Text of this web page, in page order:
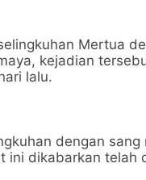
Mertua
kejadian
lalu.
dengan
dikabarkan telah